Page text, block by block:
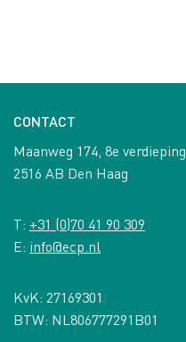
CONTACT
Maanweg 174, 8e verdieping
2516 AB Den Haag
T: +31 (0)70 41 90 309
E: info@ecp.nl
KvK: 27169301
BTW: NL806777291B01